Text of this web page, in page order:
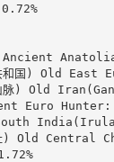
Ancient
共和国) Old
山脉) Old
Euro Hunter:
South
址) Old